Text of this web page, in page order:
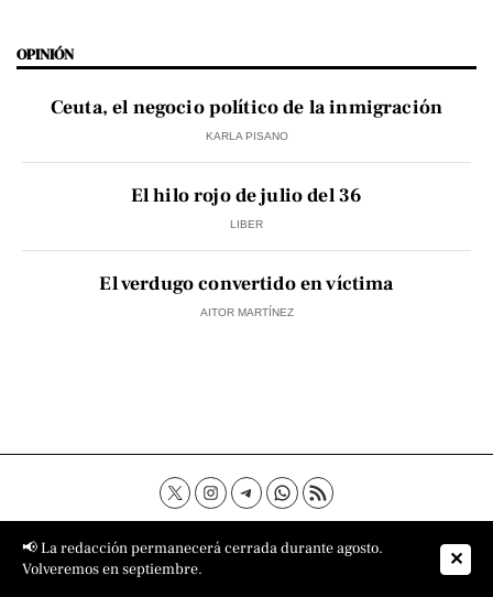
OPINIÓN
Ceuta, el negocio político de la inmigración
KARLA PISANO
El hilo rojo de julio del 36
LIBER
El verdugo convertido en víctima
AITOR MARTÍNEZ
Contacto Aviso Legal
Política de privacidad
Política de cookies
Sobre nosotros
📢 La redacción permanecerá cerrada durante agosto.
Volveremos en septiembre.
✕